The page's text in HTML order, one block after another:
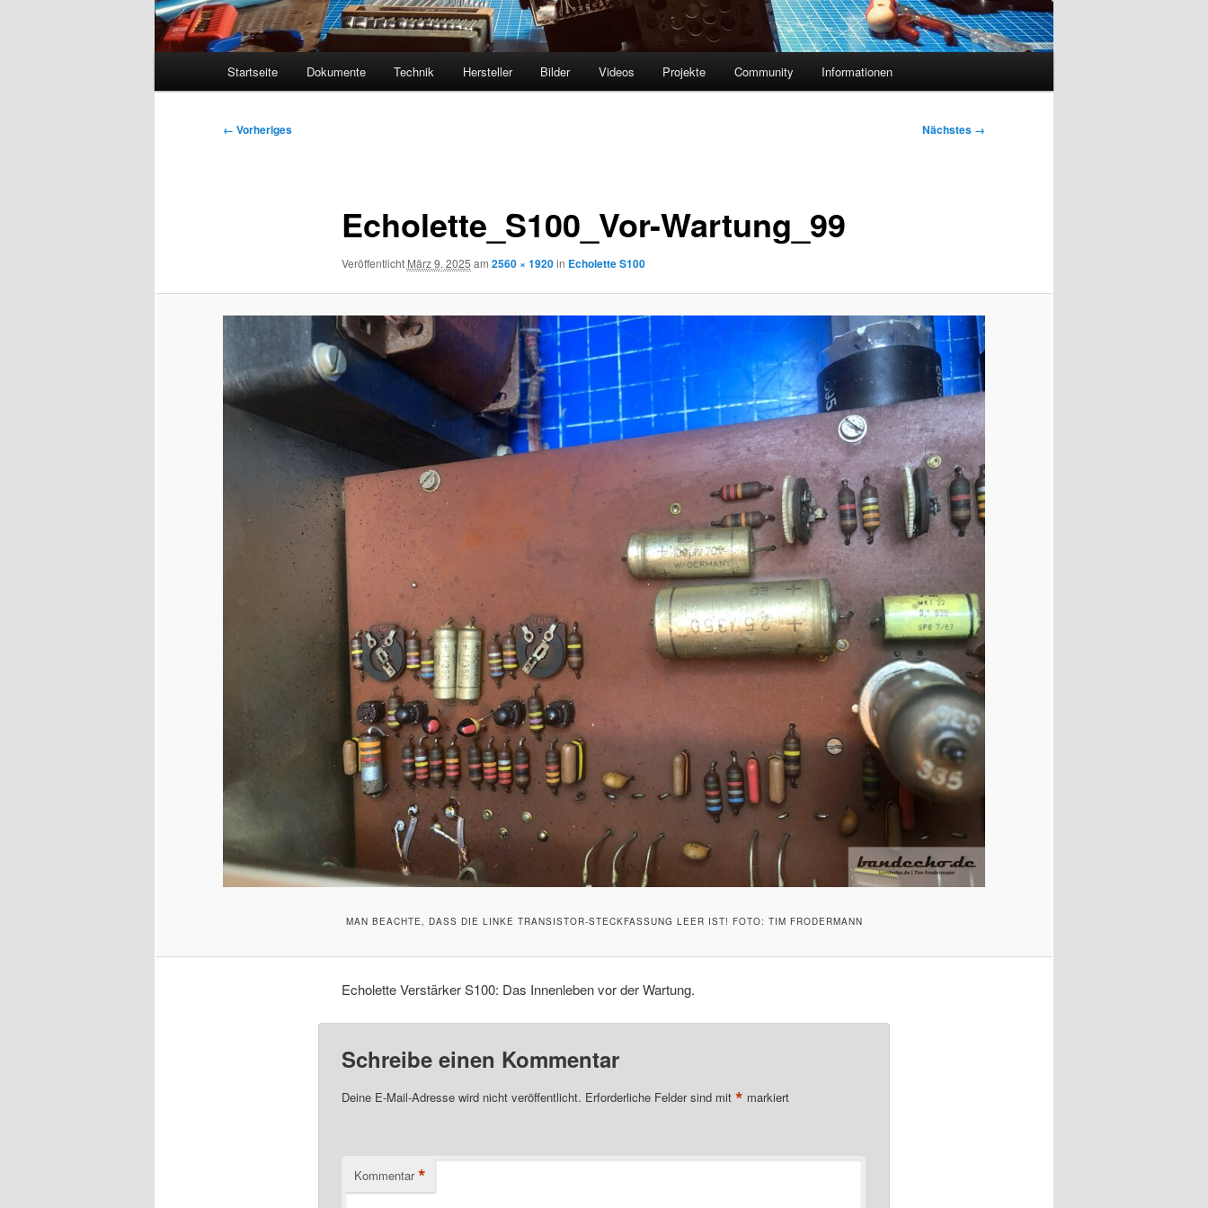
Startseite Dokumente Technik Hersteller Bilder Videos Projekte Community Informationen
Bilder-
← Vorheriges Nächstes →
Echolette_S100_Vor-Wartung_99
Veröffentlicht März 9, 2025 am 2560 × 1920in Echolette S100
MAN BEACHTE, DASS DIE LINKE TRANSISTOR-STECKFASSUNG LEER IST! FOTO: TIM FRODERMANN
Echolette Verstärker S100: Das Innenleben vor der Wartung.
Schreibe einen Kommentar
Deine E-Mail-Adresse wird nicht veröffentlicht. Erforderliche Felder sind mit * markiert
Kommentar *